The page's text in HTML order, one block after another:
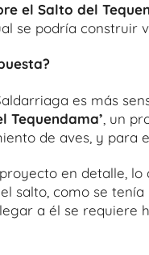
el Salto del
se podría
es más
Tequendama’ , un
de aves, y para
en detalle,
salto, como se
a él se requiere